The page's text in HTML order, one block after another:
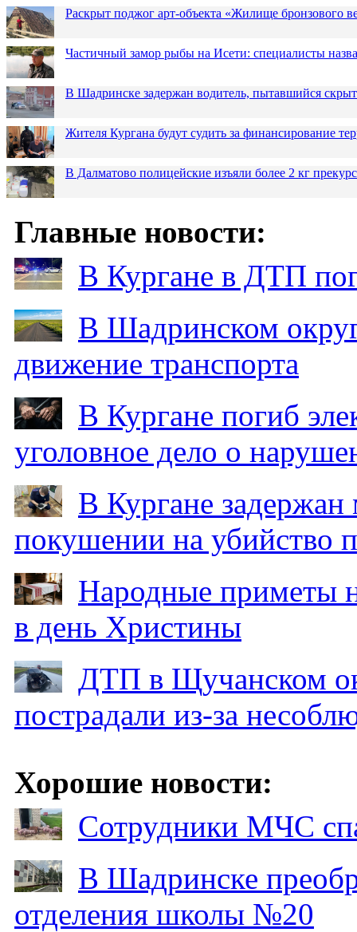
Раскрыт поджог арт-объекта «Жилище бронзового
Частичный замор рыбы на Исети: специалисты
В Шадринске задержан водитель, пытавшийся
Жителя Кургана будут судить за финансирование
В Далматово полицейские изъяли более 2 кг
Главные новости:
В Кургане в ДТП
В Шадринском
движение транспорта
В Кургане погиб
уголовное дело о
В Кургане
покушении на убийство
Народные приметы
в день Христины
ДТП в Щучанском
пострадали из-за
Хорошие новости:
Сотрудники МЧС
В Шадринске
отделения школы №20